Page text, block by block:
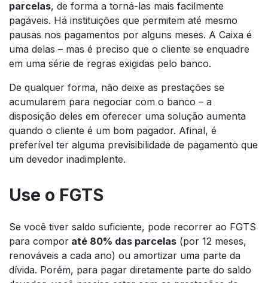
parcelas, de forma a torná-las mais facilmente
pagáveis. Há instituições que permitem até mesmo
pausas nos pagamentos por alguns meses. A Caixa é
uma delas – mas é preciso que o cliente se enquadre
em uma série de regras exigidas pelo banco.
De qualquer forma, não deixe as prestações se
acumularem para negociar com o banco – a
disposição deles em oferecer uma solução aumenta
quando o cliente é um bom pagador. Afinal, é
preferível ter alguma previsibilidade de pagamento que
um devedor inadimplente.
Use o FGTS
Se você tiver saldo suficiente, pode recorrer ao FGTS
para compor até 80% das parcelas (por 12 meses,
renováveis a cada ano) ou amortizar uma parte da
dívida. Porém, para pagar diretamente parte do saldo